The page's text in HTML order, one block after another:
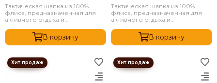
Тактическая шапка из 100%
флиса, предназначенная для
активного отдыха и...
В корзину
Тактическая шапка из 100%
флиса, предназначенная для
активного отдыха и...
В корзину